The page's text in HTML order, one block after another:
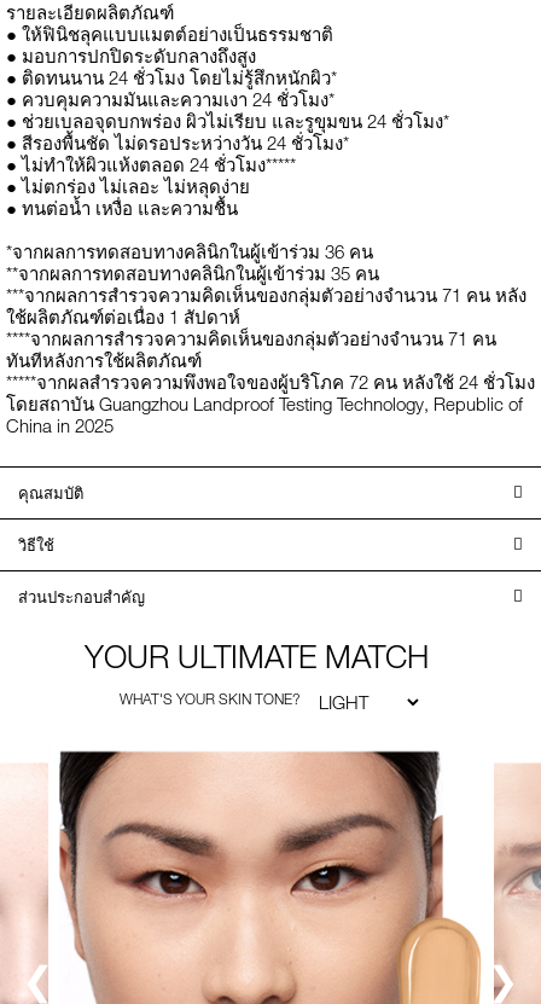
รายละเอียดผลิตภัณฑ์
● ให้ฟินิชลุคแบบแมตต์อย่างเป็นธรรมชาติ
● มอบการปกปิดระดับกลางถึงสูง
● ติดทนนาน 24 ชั่วโมง โดยไม่รู้สึกหนักผิว*
● ควบคุมความมันและความเงา 24 ชั่วโมง*
● ช่วยเบลอจุดบกพร่อง ผิวไม่เรียบ และรูขุมขน 24 ชั่วโมง*
● สีรองพื้นชัด ไม่ดรอประหว่างวัน 24 ชั่วโมง*
● ไม่ทำให้ผิวแห้งตลอด 24 ชั่วโมง*****
● ไม่ตกร่อง ไม่เลอะ ไม่หลุดง่าย
● ทนต่อน้ำ เหงื่อ และความชื้น
*จากผลการทดสอบทางคลินิกในผู้เข้าร่วม 36 คน
**จากผลการทดสอบทางคลินิกในผู้เข้าร่วม 35 คน
***จากผลการสำรวจความคิดเห็นของกลุ่มตัวอย่างจำนวน 71 คน หลัง
ใช้ผลิตภัณฑ์ต่อเนื่อง 1 สัปดาห์
****จากผลการสำรวจความคิดเห็นของกลุ่มตัวอย่างจำนวน 71 คน
ทันทีหลังการใช้ผลิตภัณฑ์
*****จากผลสำรวจความพึงพอใจของผู้บริโภค 72 คน หลังใช้ 24 ชั่วโมง
โดยสถาบัน Guangzhou Landproof Testing Technology, Republic of
China in 2025
คุณสมบัติ
วิธีใช้
ส่วนประกอบสำคัญ
YOUR ULTIMATE MATCH
WHAT'S YOUR SKIN TONE?
❮ ❯